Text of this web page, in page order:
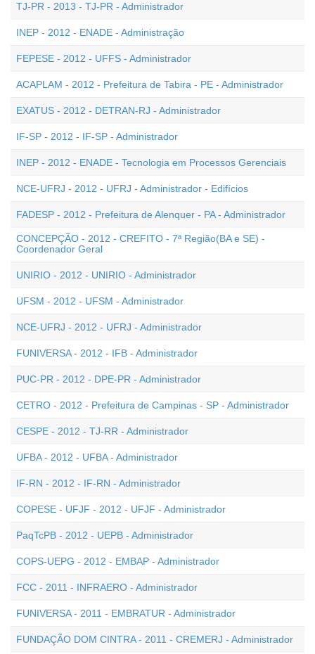
TJ-PR - 2013 - TJ-PR - Administrador
INEP - 2012 - ENADE - Administração
FEPESE - 2012 - UFFS - Administrador
ACAPLAM - 2012 - Prefeitura de Tabira - PE - Administrador
EXATUS - 2012 - DETRAN-RJ - Administrador
IF-SP - 2012 - IF-SP - Administrador
INEP - 2012 - ENADE - Tecnologia em Processos Gerenciais
NCE-UFRJ - 2012 - UFRJ - Administrador - Edifícios
FADESP - 2012 - Prefeitura de Alenquer - PA - Administrador
CONCEPÇÃO - 2012 - CREFITO - 7ª Região(BA e SE) -
Coordenador Geral
UNIRIO - 2012 - UNIRIO - Administrador
UFSM - 2012 - UFSM - Administrador
NCE-UFRJ - 2012 - UFRJ - Administrador
FUNIVERSA - 2012 - IFB - Administrador
PUC-PR - 2012 - DPE-PR - Administrador
CETRO - 2012 - Prefeitura de Campinas - SP - Administrador
CESPE - 2012 - TJ-RR - Administrador
UFBA - 2012 - UFBA - Administrador
IF-RN - 2012 - IF-RN - Administrador
COPESE - UFJF - 2012 - UFJF - Administrador
PaqTcPB - 2012 - UEPB - Administrador
COPS-UEPG - 2012 - EMBAP - Administrador
FCC - 2011 - INFRAERO - Administrador
FUNIVERSA - 2011 - EMBRATUR - Administrador
FUNDAÇÃO DOM CINTRA - 2011 - CREMERJ - Administrador